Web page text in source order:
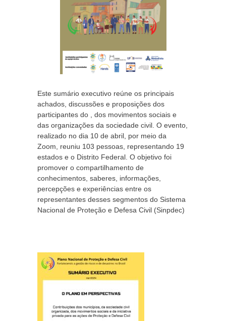
Este sumário executivo reúne os principais
achados, discussões e proposições dos
participantes do , dos movimentos sociais e
das organizações da sociedade civil. O evento,
realizado no dia 10 de abril, por meio da
Zoom, reuniu 103 pessoas, representando 19
estados e o Distrito Federal. O objetivo foi
promover o compartilhamento de
conhecimentos, saberes, informações,
percepções e experiências entre os
representantes desses segmentos do Sistema
Nacional de Proteção e Defesa Civil (Sinpdec)